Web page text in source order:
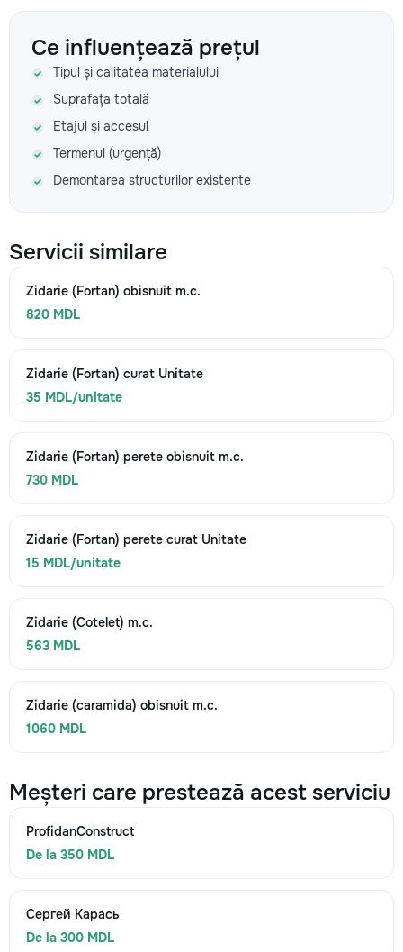
Ce influențează prețul
Tipul și calitatea materialului
Suprafața totală
Etajul și accesul
Termenul (urgență)
Demontarea structurilor existente
Servicii similare
Zidarie (Fortan) obisnuit m.c.
820 MDL
Zidarie (Fortan) curat Unitate
35 MDL/unitate
Zidarie (Fortan) perete obisnuit m.c.
730 MDL
Zidarie (Fortan) perete curat Unitate
15 MDL/unitate
Zidarie (Cotelet) m.c.
563 MDL
Zidarie (caramida) obisnuit m.c.
1060 MDL
Meșteri care prestează acest serviciu
ProfidanConstruct
De la 350 MDL
Сергей Карась
De la 300 MDL